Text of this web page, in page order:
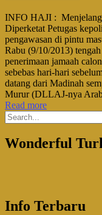
INFO HAJI : Menjelang
Diperketat Petugas
pengawasan di pintu
Rabu (9/10/2013)
penerimaan jamaah
sebebas hari-hari
datang dari Madinah
Murur (DLLAJ-nya
Read more
Wonderful
Info Terbaru